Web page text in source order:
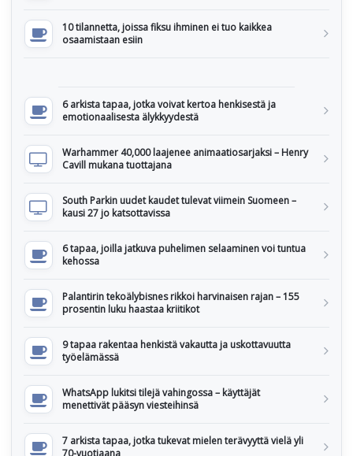
10 tilannetta, joissa fiksu ihminen ei tuo kaikkea
osaamistaan esiin
6 arkista tapaa, jotka voivat kertoa henkisestä ja
emotionaalisesta älykkyydestä
Warhammer 40,000 laajenee animaatiosarjaksi – Henry
Cavill mukana tuottajana
South Parkin uudet kaudet tulevat viimein Suomeen –
kausi 27 jo katsottavissa
6 tapaa, joilla jatkuva puhelimen selaaminen voi tuntua
kehossa
Palantirin tekoälybisnes rikkoi harvinaisen rajan – 155
prosentin luku haastaa kriitikot
9 tapaa rakentaa henkistä vakautta ja uskottavuutta
työelämässä
WhatsApp lukitsi tilejä vahingossa – käyttäjät
menettivät pääsyn viesteihinsä
7 arkista tapaa, jotka tukevat mielen terävyyttä vielä yli
70-vuotiaana